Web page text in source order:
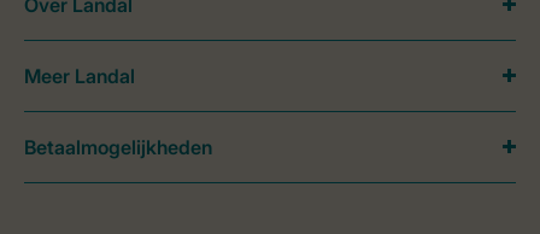
Meer Landal
Betaalmogelijkheden